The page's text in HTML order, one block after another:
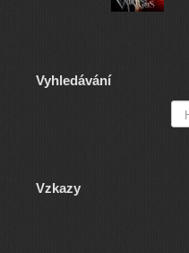
Vyhledávání
Vzkazy